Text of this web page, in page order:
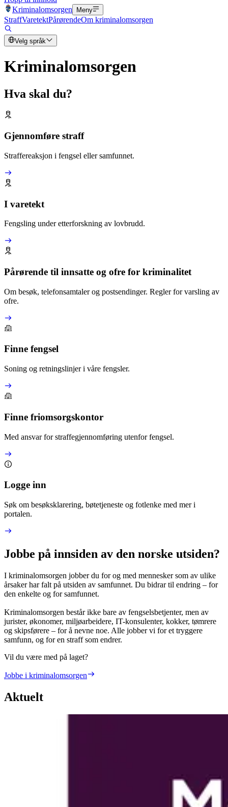
Kriminalomsorgen
Meny
StraffVaretektPårørendeOm kriminalomsorgen
Velg språk
Kriminalomsorgen
Hva skal du?
Gjennomføre straff
Straffereaksjon i fengsel eller samfunnet.
I varetekt
Fengsling under etterforskning av lovbrudd.
Pårørende til innsatte og ofre for kriminalitet
Om besøk, telefonsamtaler og postsendinger. Regler for varsling av
ofre.
Finne fengsel
Soning og retningslinjer i våre fengsler.
Finne friomsorgskontor
Med ansvar for straffegjennomføring utenfor fengsel.
Logge inn
Søk om besøksklarering, bøtetjeneste og fotlenke med mer i
portalen.
Jobbe på innsiden av den norske utsiden?
I kriminalomsorgen jobber du for og med mennesker som av ulike
årsaker har falt på utsiden av samfunnet. Du bidrar til endring – for
den enkelte og for samfunnet.
Kriminalomsorgen består ikke bare av fengselsbetjenter, men av
jurister, økonomer, miljøarbeidere, IT-konsulenter, kokker, tømrere
og skipsførere – for å nevne noe. Alle jobber vi for et tryggere
samfunn, og for en straff som endrer.
Vil du være med på laget?
Jobbe i kriminalomsorgen
Aktuelt